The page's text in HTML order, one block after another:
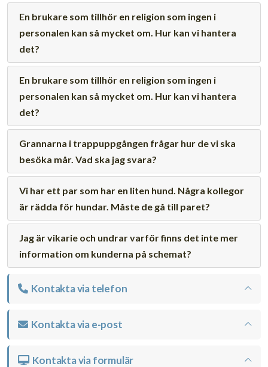
En brukare som tillhör en religion som ingen i
personalen kan så mycket om. Hur kan vi hantera
det?
En brukare som tillhör en religion som ingen i
personalen kan så mycket om. Hur kan vi hantera
det?
Grannarna i trappuppgången frågar hur de vi ska
besöka mår. Vad ska jag svara?
Vi har ett par som har en liten hund. Några kollegor
är rädda för hundar. Måste de gå till paret?
Jag är vikarie och undrar varför finns det inte mer
information om kunderna på schemat?
Kontakta via telefon
Kontakta via e-post
Kontakta via formulär